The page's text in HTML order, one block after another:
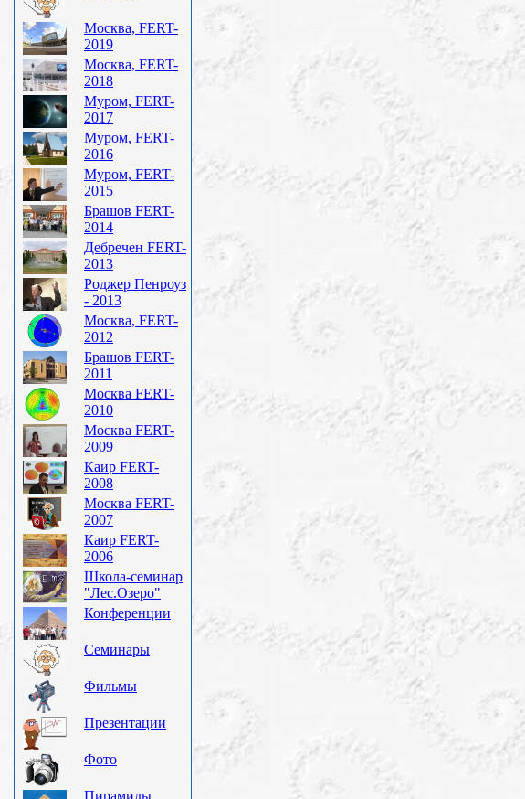
Москва, FERT-
2019
Москва, FERT-
2018
Муром, FERT-
2017
Муром, FERT-
2016
Муром, FERT-
2015
Брашов FERT-
2014
Дебречен FERT-
2013
Роджер Пенроуз
- 2013
Москва, FERT-
2012
Брашов FERT-
2011
Москва FERT-
2010
Москва FERT-
2009
Каир FERT-
2008
Москва FERT-
2007
Каир FERT-
2006
Школа-семинар
"Лес.Озеро"
Конференции
Семинары
Фильмы
Презентации
Фото
Пирамиды